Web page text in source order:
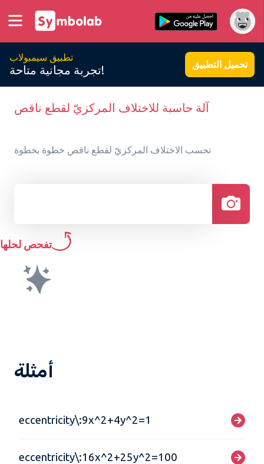
تطبيق سيمبولاب
تجربة مجانية متاحة! تحميل التطبيق
آلة حاسبة للاختلاف المركزيّ لقطع ناقص
تحسب الاختلاف المركزيّ لقطع ناقص خطوة بخطوة
تفحص لحلها
أمثلة
eccentricity\:9x^2+4y^2=1
eccentricity\:16x^2+25y^2=100